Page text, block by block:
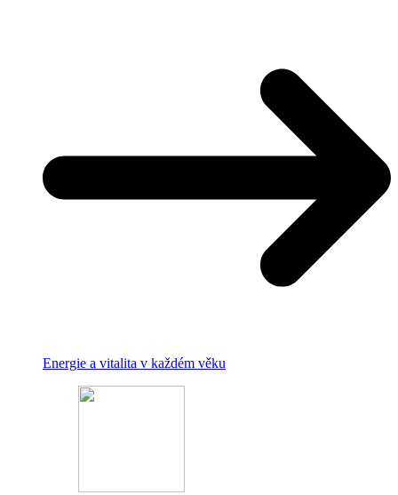
Energie a vitalita v každém věku